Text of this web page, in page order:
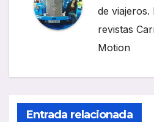
de viajeros.
revistas
Motion
Entrada relacionada